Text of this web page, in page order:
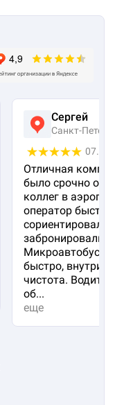
Сергей
Санкт-
Отличная
было срочно
коллег в
оператор быстро
сориентировал и
забронировали
Микроавтобус
быстро, внутри
чистота.
об...
еще